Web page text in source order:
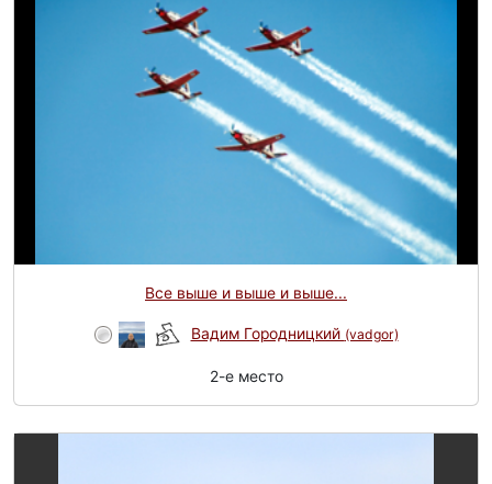
Все выше и выше и выше...
Вадим Городницкий (vadgor)
2-e место